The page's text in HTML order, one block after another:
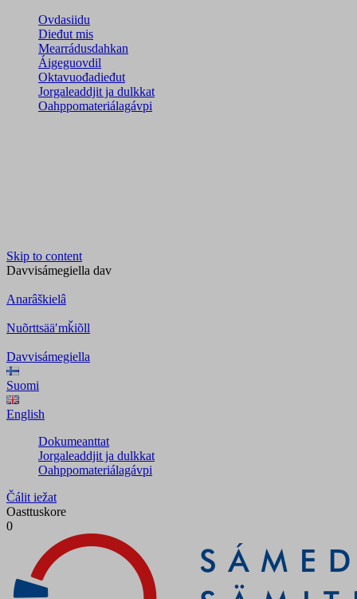
Ovdasiidu
Dieđut mis
Mearrádusdahkan
Áigeguovdil
Oktavuođadieđut
Jorgaleaddjit ja dulkkat
Oahppomateriálagávpi
Skip to content
Davvisámegiella dav
Anarâškielâ
Nuõrttsääʹmǩiõll
Davvisámegiella
Suomi
English
Dokumeanttat
Jorgaleaddjit ja dulkkat
Oahppomateriálagávpi
Čálit iežat
Oasttuskore
0